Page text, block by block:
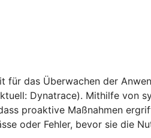
das Überwachen der
Dynatrace). Mithilfe von
proaktive Maßnahmen
oder Fehler, bevor sie die